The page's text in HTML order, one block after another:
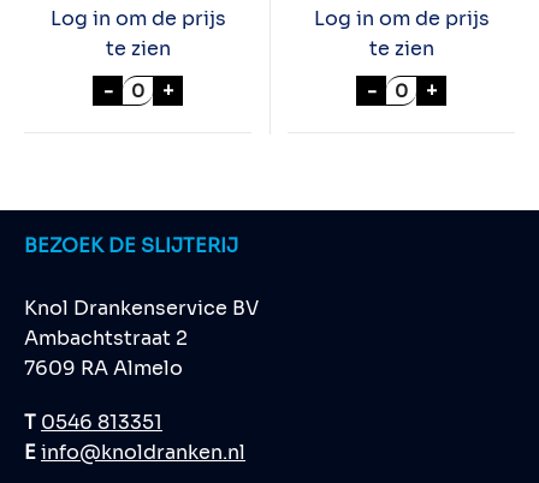
Log in om de prijs
te zien
- STELZ HARD ICED TEA MANGO 12x25cl
+
Log in om de prijs
te zien
- SMIRNOFF
+
BEZOEK DE SLIJTERIJ
Knol Drankenservice BV
Ambachtstraat 2
7609 RA Almelo
T 0546 813351
Einfo@knoldranken.nl